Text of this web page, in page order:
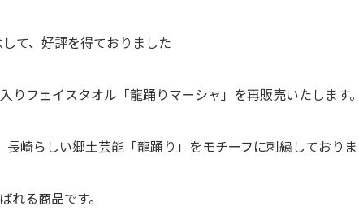
て、好評を得ておりました
りフェイスタオル「龍踊りマーシャ」を再販売いたします
崎らしい郷土芸能「龍踊り」をモチーフに刺繍しており
れる商品です。